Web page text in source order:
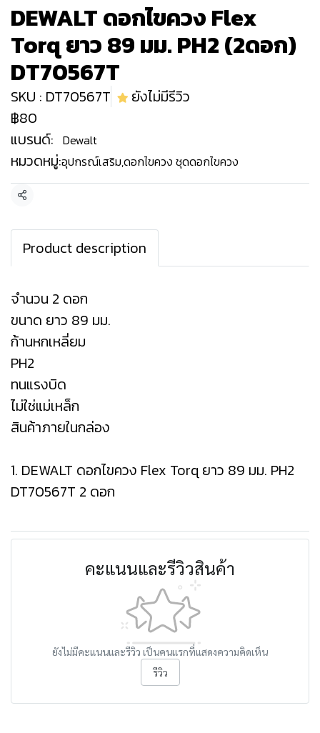
DEWALT ดอกไขควง Flex
Torq ยาว 89 มม. PH2 (2ดอก)
DT70567T
SKU : DT70567T
ยังไม่มีรีวิว
฿80
แบรนด์: Dewalt
หมวดหมู่:อุปกรณ์เสริม,ดอกไขควง ชุดดอกไขควง
แชร์
Product description
จำนวน 2 ดอก
ขนาด ยาว 89 มม.
ก้านหกเหลี่ยม
PH2
ทนแรงบิด
ไม่ใช่แม่เหล็ก
สินค้าภายในกล่อง
1. DEWALT ดอกไขควง Flex Torq ยาว 89 มม. PH2
DT70567T 2 ดอก
คะแนนและรีวิวสินค้า
ยังไม่มีคะแนนและรีวิว เป็นคนแรกที่แสดงความคิดเห็น
รีวิว